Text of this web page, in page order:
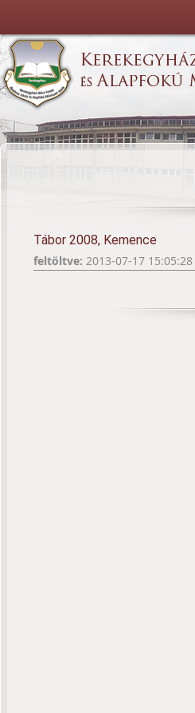
Tábor 2008, Kemence
feltöltve: 2013-07-17 15:05:28